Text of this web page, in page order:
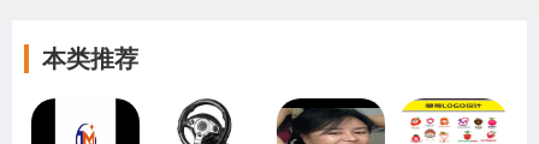
本类推荐